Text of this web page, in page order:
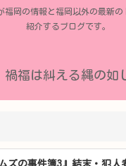
福岡の情報と福岡以外の最新の
紹介するブログです。
禍福は糾える縄の如
ズの事件簿3』結末・犯人